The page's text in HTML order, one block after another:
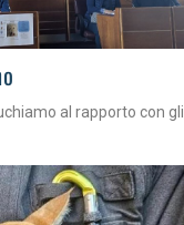
al rapporto con gli